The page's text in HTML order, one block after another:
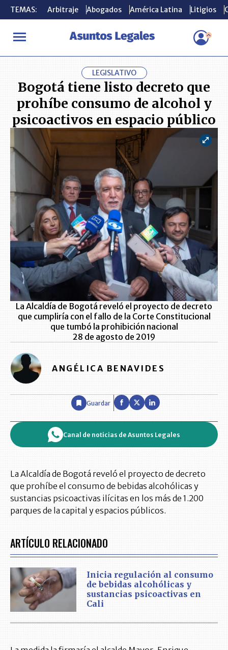
TEMAS: Arbitraje Abogados América Latina Litigios
INICIO ACTUALIDAD Bogotá tiene listo decreto que prohíbe
TEMAS: Arbitraje Abogados América Latina Litigios
LEGISLATIVO
Bogotá tiene listo decreto que
prohíbe consumo de alcohol y
psicoactivos en espacio público
La Alcaldía de Bogotá reveló el proyecto de decreto
que cumpliría con el fallo de la Corte Constitucional
que tumbó la prohibición nacional
28 de agosto de 2019
ANGÉLICA BENAVIDES
Guardar
Canal de noticias de Asuntos Legales
La Alcaldía de Bogotá reveló el proyecto de decreto
que prohíbe el consumo de bebidas alcohólicas y
sustancias psicoactivas ilícitas en los más de 1.200
parques de la capital y espacios públicos.
ARTÍCULO RELACIONADO
Inicia regulación al consumo
de bebidas alcohólicas y
sustancias psicoactivas en
Cali